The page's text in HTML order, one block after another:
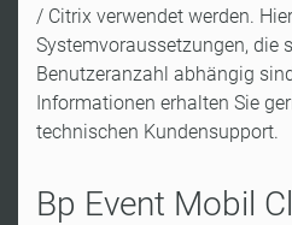
/ Citrix verwendet werden.
Systemvoraussetzungen, die
Benutzeranzahl abhängig
Informationen erhalten Sie
technischen Kundensupport.
Bp Event Mobil